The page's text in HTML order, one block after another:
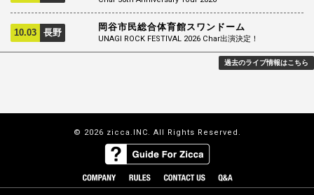
10.03 長野 岡谷市民総合体育館スワンドーム
UNAGI ROCK FESTIVAL 2026 Char出演決定！
過去のライブ情報はこちら
© 2026 zicca.INC. All Rights Reserved.